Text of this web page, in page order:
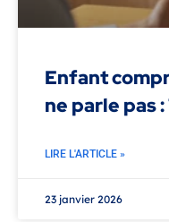
Enfant
ne parle pas
LIRE L'ARTICLE »
23 janvier 2026